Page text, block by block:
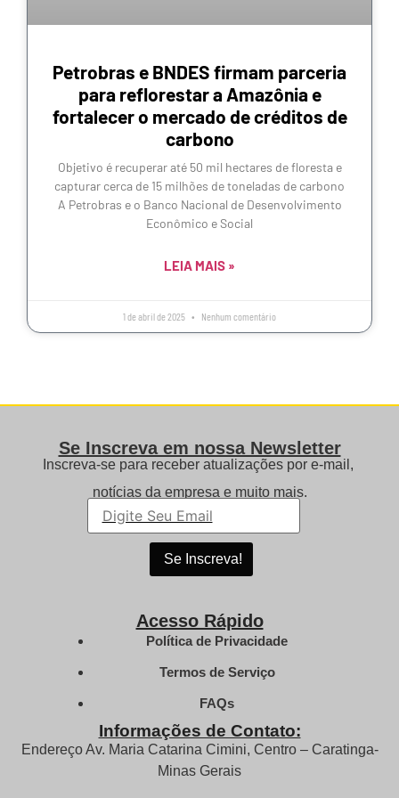
Petrobras e BNDES firmam parceria
para reflorestar a Amazônia e
fortalecer o mercado de créditos de
carbono
Objetivo é recuperar até 50 mil hectares de floresta e
capturar cerca de 15 milhões de toneladas de carbono
A Petrobras e o Banco Nacional de Desenvolvimento
Econômico e Social
LEIA MAIS »
1 de abril de 2025 Nenhum comentário
Se Inscreva em nossa Newsletter
Inscreva-se para receber atualizações por e-mail,
notícias da empresa e muito mais.
Acesso Rápido
Política de Privacidade
Termos de Serviço
FAQs
Informações de Contato:
Endereço Av. Maria Catarina Cimini, Centro – Caratinga-
Minas Gerais